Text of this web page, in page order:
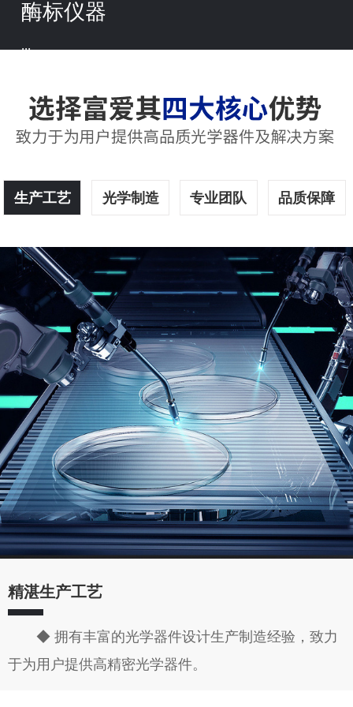
酶标仪器
...
生产工艺 光学制造 专业团队 品质保障
精湛生产工艺
◆ 拥有丰富的光学器件设计生产制造经验，致力
于为用户提供高精密光学器件。